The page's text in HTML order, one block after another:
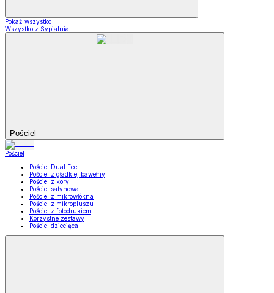
Pokaż wszystko
Wszystko z Sypialnia
Pościel
Pościel
Pościel Dual Feel
Pościel z gładkiej bawełny
Pościel z kory
Pościel satynowa
Pościel z mikrowłókna
Pościel z mikropluszu
Pościel z fotodrukiem
Korzystne zestawy
Pościel dziecięca